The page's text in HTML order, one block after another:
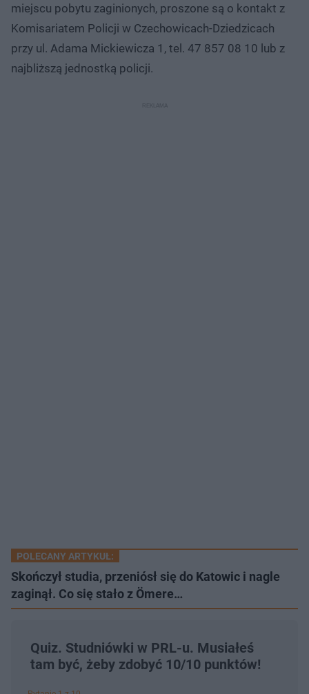
miejscu pobytu zaginionych, proszone są o kontakt z
Komisariatem Policji w Czechowicach-Dziedzicach
przy ul. Adama Mickiewicza 1, tel. 47 857 08 10 lub z
najbliższą jednostką policji.
POLECANY ARTYKUŁ:
Skończył studia, przeniósł się do Katowic i nagle
zaginął. Co się stało z Ömere…
Quiz. Studniówki w PRL-u. Musiałeś
tam być, żeby zdobyć 10/10 punktów!